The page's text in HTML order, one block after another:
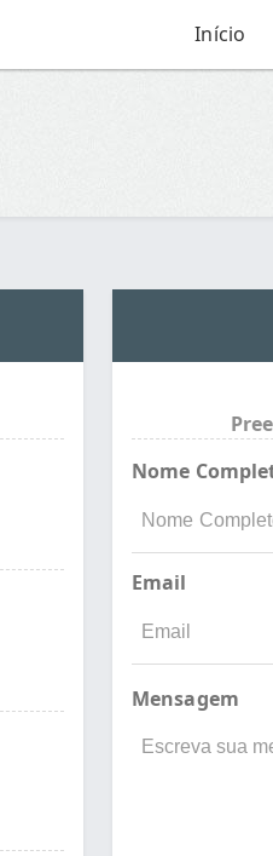
Início
Nome
Email
Mensagem